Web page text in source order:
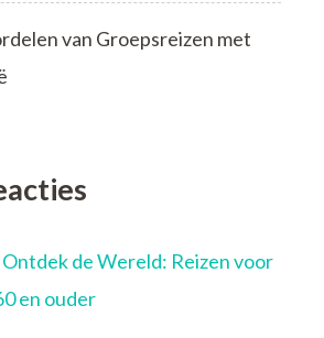
van Groepsreizen met
Ontdek de Wereld: Reizen voor
en ouder